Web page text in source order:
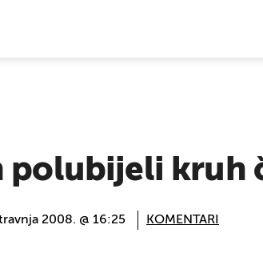
polubijeli kruh
2008. @ 16:25 KOMENTARI